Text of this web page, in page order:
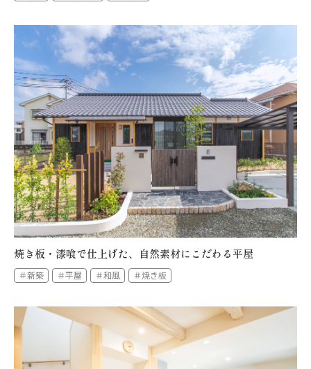
焼き板・漆喰で仕上げた、自然素材にこだわる平屋
＃新築 ＃平屋 ＃和風 ＃焼き板